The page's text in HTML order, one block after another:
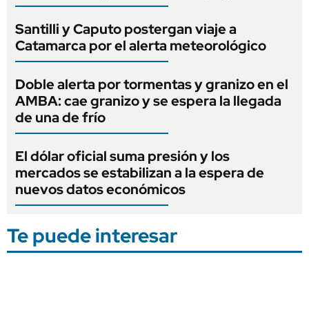
Santilli y Caputo postergan viaje a
Catamarca por el alerta meteorológico
Doble alerta por tormentas y granizo en el
AMBA: cae granizo y se espera la llegada
de una de frío
El dólar oficial suma presión y los
mercados se estabilizan a la espera de
nuevos datos económicos
Te puede interesar